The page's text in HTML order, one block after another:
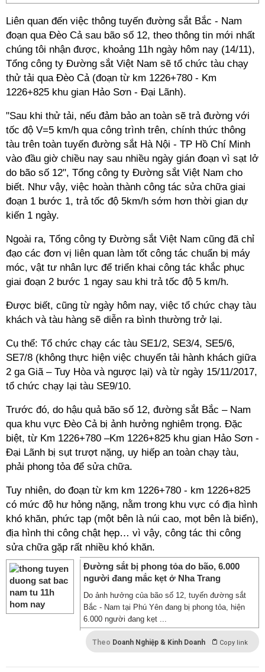
Liên quan đến việc thông tuyến đường sắt Bắc - Nam
đoạn qua Đèo Cả sau bão số 12, theo thông tin mới nhất
chúng tôi nhận được, khoảng 11h ngày hôm nay (14/11),
Tổng công ty Đường sắt Việt Nam sẽ tổ chức tàu chạy
thử tải qua Đèo Cả (đoạn từ km 1226+780 - Km
1226+825 khu gian Hảo Sơn - Đại Lãnh).
"Sau khi thử tải, nếu đảm bảo an toàn sẽ trả đường với
tốc độ V=5 km/h qua công trình trên, chính thức thông
tàu trên toàn tuyến đường sắt Hà Nội - TP Hồ Chí Minh
vào đầu giờ chiều nay sau nhiều ngày gián đoạn vì sạt lở
do bão số 12", Tổng công ty Đường sắt Việt Nam cho
biết. Như vậy, việc hoàn thành công tác sửa chữa giai
đoạn 1 bước 1, trả tốc độ 5km/h sớm hơn thời gian dự
kiến 1 ngày.
Ngoài ra, Tổng công ty Đường sắt Việt Nam cũng đã chỉ
đạo các đơn vị liên quan làm tốt công tác chuẩn bị máy
móc, vật tư nhân lực để triển khai công tác khắc phục
giai đoạn 2 bước 1 ngay sau khi trả tốc độ 5 km/h.
Được biết, cũng từ ngày hôm nay, việc tổ chức chạy tàu
khách và tàu hàng sẽ diễn ra bình thường trở lại.
Cụ thể: Tổ chức chạy các tàu SE1/2, SE3/4, SE5/6,
SE7/8 (không thực hiện việc chuyển tải hành khách giữa
2 ga Giã – Tuy Hòa và ngược lại) và từ ngày 15/11/2017,
tổ chức chạy lại tàu SE9/10.
Trước đó, do hậu quả bão số 12, đường sắt Bắc – Nam
qua khu vực Đèo Cả bị ảnh hưởng nghiêm trọng. Đặc
biệt, từ Km 1226+780 –Km 1226+825 khu gian Hảo Sơn -
Đại Lãnh bị sụt trượt nặng, uy hiếp an toàn chạy tàu,
phải phong tỏa để sửa chữa.
Tuy nhiên, do đoạn từ km km 1226+780 - km 1226+825
có mức độ hư hỏng nặng, nằm trong khu vực có địa hình
khó khăn, phức tạp (một bên là núi cao, mọt bên là biển),
địa hình thi công chật hẹp… vì vậy, công tác thi công
sửa chữa gặp rất nhiều khó khăn.
Đường sắt bị phong tỏa do bão, 6.000
người đang mắc kẹt ở Nha Trang
Do ảnh hưởng của bão số 12, tuyến đường sắt
Bắc - Nam tại Phú Yên đang bị phong tỏa, hiện
6.000 người đang kẹt ...
Theo Doanh Nghiệp & Kinh Doanh Copy link